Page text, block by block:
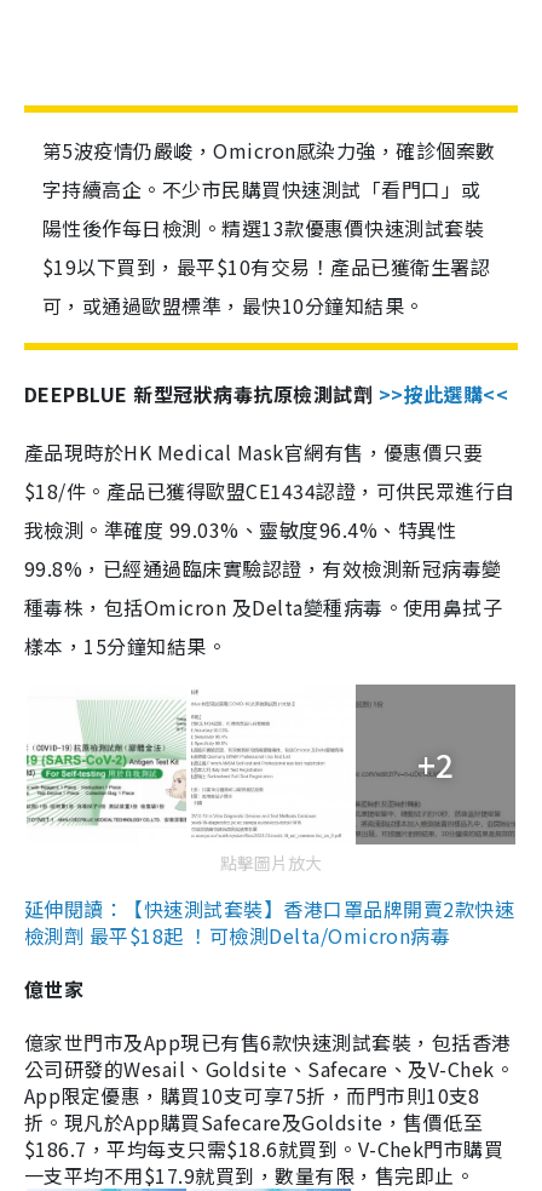
第5波疫情仍嚴峻，Omicron感染力強，確診個案數
字持續高企。不少市民購買快速測試「看門口」或
陽性後作每日檢測。精選13款優惠價快速測試套裝
$19以下買到，最平$10有交易！產品已獲衛生署認
可，或通過歐盟標準，最快10分鐘知結果。
DEEPBLUE 新型冠狀病毒抗原檢測試劑 >>按此選購<<
產品現時於HK Medical Mask官網有售，優惠價只要
$18/件。產品已獲得歐盟CE1434認證，可供民眾進行自
我檢測。準確度 99.03%、靈敏度96.4%、特異性
99.8%，已經通過臨床實驗認證，有效檢測新冠病毒變
種毒株，包括Omicron 及Delta變種病毒。使用鼻拭子
樣本，15分鐘知結果。
+2
點擊圖片放大
延伸閱讀：【快速測試套裝】香港口罩品牌開賣2款快速
檢測劑 最平$18起 ！可檢測Delta/Omicron病毒
億世家
億家世門市及App現已有售6款快速測試套裝，包括香港
公司研發的Wesail、Goldsite、Safecare、及V-Chek。
App限定優惠，購買10支可享75折，而門市則10支8
折。現凡於App購買Safecare及Goldsite，售價低至
$186.7，平均每支只需$18.6就買到。V-Chek門市購買
一支平均不用$17.9就買到，數量有限，售完即止。